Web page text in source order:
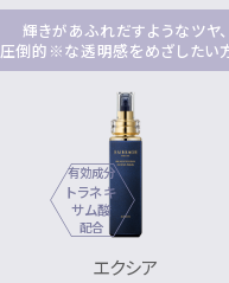
輝きがあふれだすようなツヤ、
圧倒的※な透明感をめざしたい
有効成分
トラネキ
サム酸
配合
エクシア